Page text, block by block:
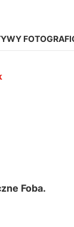
Foba.